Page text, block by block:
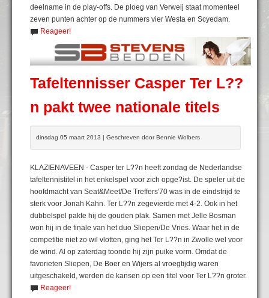
deelname in de play-offs. De ploeg van Verweij staat momenteel
zeven punten achter op de nummers vier Westa en Scyedam.
Reageer!
Tafeltennisser Casper Ter L??
n pakt twee nationale titels
dinsdag 05 maart 2013 | Geschreven door Bennie Wolbers
KLAZIENAVEEN - Casper ter L??n heeft zondag de Nederlandse
tafeltennistitel in het enkelspel voor zich opge?ist. De speler uit de
hoofdmacht van Seat&Meet/De Treffers'70 was in de eindstrijd te
sterk voor Jonah Kahn. Ter L??n zegevierde met 4-2. Ook in het
dubbelspel pakte hij de gouden plak. Samen met Jelle Bosman
won hij in de finale van het duo Sliepen/De Vries. Waar het in de
competitie niet zo wil vlotten, ging het Ter L??n in Zwolle wel voor
de wind. Al op zaterdag toonde hij zijn puike vorm. Omdat de
favorieten Sliepen, De Boer en Wijers al vroegtijdig waren
uitgeschakeld, werden de kansen op een titel voor Ter L??n groter.
Reageer!